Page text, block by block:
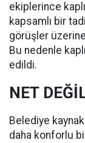
ekiplerince
kapsamlı bir
görüşler üzerine
Bu nedenle
edildi.
NET
Belediye
daha konforlu